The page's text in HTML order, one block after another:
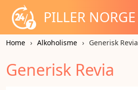
PILLER NORGE
Home Alkoholisme Generisk Revia
Generisk Revia